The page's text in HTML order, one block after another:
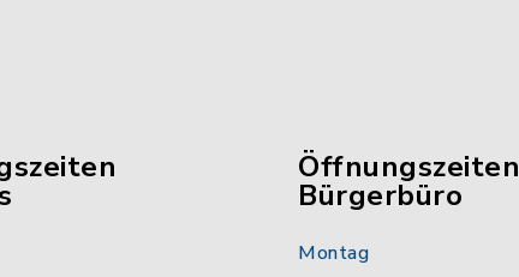
Öffnungszeiten
Bürgerbüro
Montag